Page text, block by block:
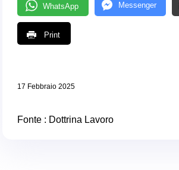
WhatsApp Messenger
Print
17 Febbraio 2025
Fonte : Dottrina Lavoro